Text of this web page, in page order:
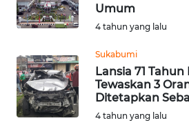
Umum
4 tahun yang lalu
Sukabumi
Lansia 71
Tewaskan 3
Ditetapkan
4 tahun yang lalu
WN
WN
KEPULAUAN
SERIBU